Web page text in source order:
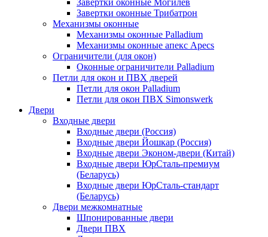
Завертки оконные Могилев
Завертки оконные Трибатрон
Механизмы оконные
Механизмы оконные Palladium
Механизмы оконные апекс Apecs
Ограничители (для окон)
Оконные ограничители Palladium
Петли для окон и ПВХ дверей
Петли для окон Palladium
Петли для окон ПВХ Simonswerk
Двери
Входные двери
Входные двери (Россия)
Входные двери Йошкар (Россия)
Входные двери Эконом-двери (Китай)
Входные двери ЮрСталь-премиум
(Беларусь)
Входные двери ЮрСталь-стандарт
(Беларусь)
Двери межкомнатные
Шпонированные двери
Двери ПВХ